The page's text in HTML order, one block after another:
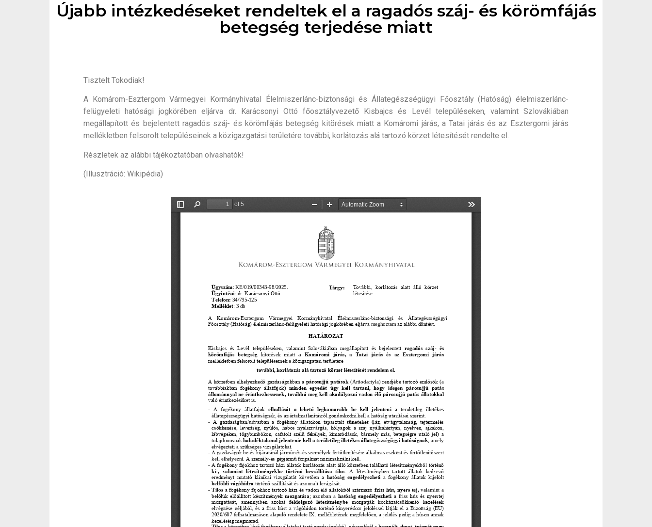
Újabb intézkedéseket rendeltek el a ragadós száj- és körömfájás
betegség terjedése miatt
Tisztelt Tokodiak!
A Komárom-Esztergom Vármegyei Kormányhivatal Élelmiszerlánc-biztonsági és Állategészségügyi Főosztály (Hatóság) élelmiszerlánc-
felügyeleti hatósági jogkörében eljárva dr. Karácsonyi Ottó főosztályvezető Kisbajcs és Levél településeken, valamint Szlovákiában
megállapított és bejelentett ragadós száj- és körömfájás betegség kitörések miatt a Komáromi járás, a Tatai járás és az Esztergomi járás
mellékletben felsorolt településeinek a közigazgatási területére további, korlátozás alá tartozó körzet létesítését rendelte el.
Részletek az alábbi tájékoztatóban olvashatók!
(Illusztráció: Wikipédia)